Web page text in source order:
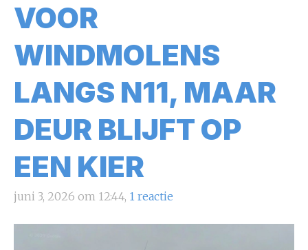
VOOR
WINDMOLENS
LANGS N11, MAAR
DEUR BLIJFT OP
EEN KIER
juni 3, 2026 om 12:44, 1 reactie